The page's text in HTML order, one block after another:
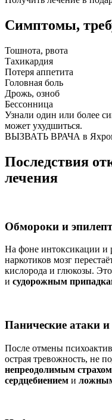
Симптомы,
Тошнота, рвота
Тахикардия
Потеря аппетита
Головная боль
Дрожь, озноб
Бессонница
Узнали один или более
может ухудшиться.
ВЫЗВАТЬ ВРАЧА в
Последствия
лечения
Обмороки и
На фоне интоксикации и
наркотиков мозг
кислорода и глюкозы.
и судорожным
Панические атаки
После отмены
острая тревожность, не
непреодолимым
сердцебиением и